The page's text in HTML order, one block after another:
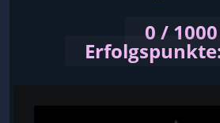
0 / 1000